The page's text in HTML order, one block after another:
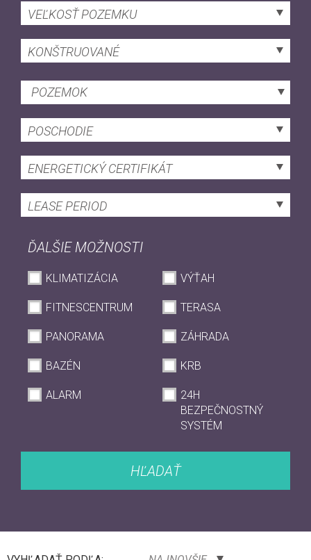
VEĽKOSŤ POZEMKU
KONŠTRUOVANÉ
POZEMOK
POSCHODIE
ENERGETICKÝ CERTIFIKÁT
LEASE PERIOD
ĎALŠIE MOŽNOSTI
KLIMATIZÁCIA VÝŤAH
FITNESCENTRUM TERASA
PANORAMA ZÁHRADA
BAZÉN KRB
ALARM
24H
BEZPEČNOSTNÝ
SYSTÉM
HĽADAŤ